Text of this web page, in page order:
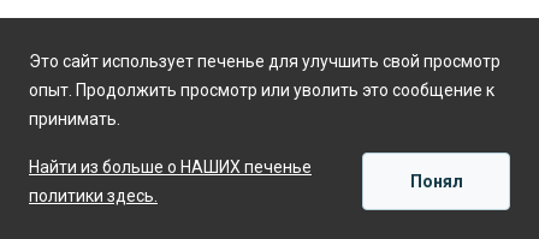
Это сайт использует печенье для улучшить свой просмотр
опыт. Продолжить просмотр или уволить это сообщение к
принимать.
Найти из больше о НАШИХ печенье
политики здесь.
Понял